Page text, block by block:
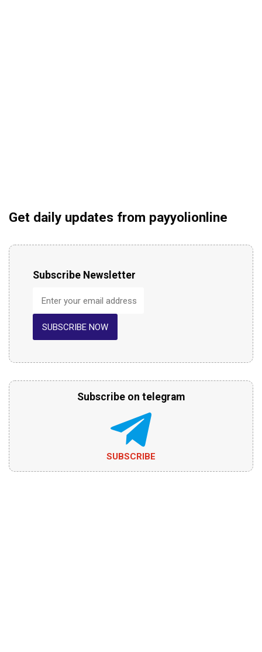
Get daily updates from payyolionline
Subscribe Newsletter
SUBSCRIBE NOW
Subscribe on telegram
SUBSCRIBE